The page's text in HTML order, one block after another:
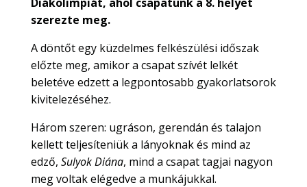
szerezte meg.
A döntőt egy küzdelmes felkészülési időszak
előzte meg, amikor a csapat szívét lelkét
beletéve edzett a legpontosabb gyakorlatsorok
kivitelezéséhez.
Három szeren: ugráson, gerendán és talajon
kellett teljesíteniük a lányoknak és mind az
edző, Sulyok Diána, mind a csapat tagjai nagyon
meg voltak elégedve a munkájukkal.